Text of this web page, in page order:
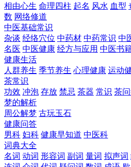
相由心生 命理四柱 起名 风水 血型
数 网络修道
中医基础常识
杂谈 经络穴位 中药材 中药常识 中
名医 中医健康 经方与应用 中医书
健康生活
人群养生 季节养生 心理健康 运动
茶常识
功效 冲泡 存放 禁忌 茶器 常识 茶
梦的解析
周公解梦 古玩玉石
健康问答
男科 妇科 健康早知道 中医科
词典大全
名词 动词 形容词 副词 量词 拟声词